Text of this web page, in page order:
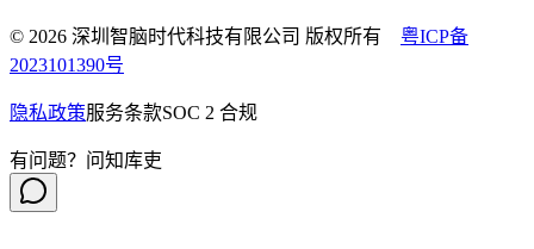
© 2026 深圳智脑时代科技有限公司 版权所有 粤ICP备
2023101390号
隐私政策服务条款SOC 2 合规
有问题？问知库吏